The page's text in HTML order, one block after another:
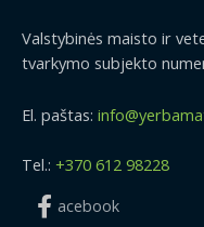
Valstybinės maisto ir
tvarkymo subjekto
El. paštas:
Tel.: +370 612 98228
acebook